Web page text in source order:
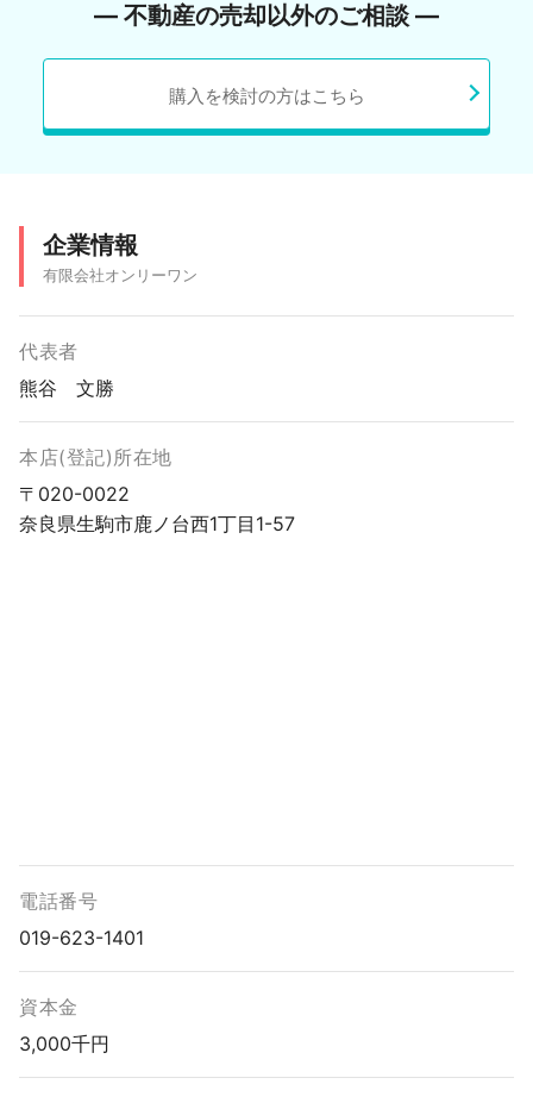
― 不動産の売却以外のご相談 ―
購入を検討の方はこちら
企業情報
有限会社オンリーワン
代表者
熊谷 文勝
本店(登記)所在地
〒020-0022
奈良県生駒市鹿ノ台西1丁目1-57
電話番号
019-623-1401
資本金
3,000千円